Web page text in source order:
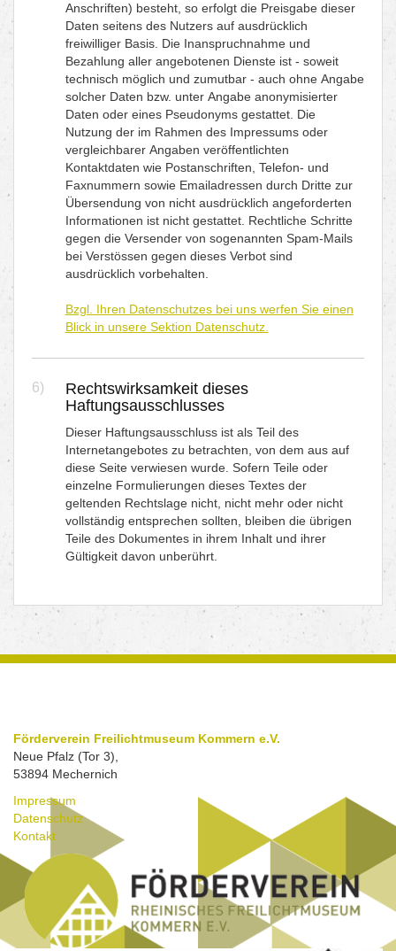
Anschriften) besteht, so erfolgt die Preisgabe dieser
Daten seitens des Nutzers auf ausdrücklich
freiwilliger Basis. Die Inanspruchnahme und
Bezahlung aller angebotenen Dienste ist - soweit
technisch möglich und zumutbar - auch ohne Angabe
solcher Daten bzw. unter Angabe anonymisierter
Daten oder eines Pseudonyms gestattet. Die
Nutzung der im Rahmen des Impressums oder
vergleichbarer Angaben veröffentlichten
Kontaktdaten wie Postanschriften, Telefon- und
Faxnummern sowie Emailadressen durch Dritte zur
Übersendung von nicht ausdrücklich angeforderten
Informationen ist nicht gestattet. Rechtliche Schritte
gegen die Versender von sogenannten Spam-Mails
bei Verstössen gegen dieses Verbot sind
ausdrücklich vorbehalten.
Bzgl. Ihren Datenschutzes bei uns werfen Sie einen
Blick in unsere Sektion Datenschutz.
6)
Rechtswirksamkeit dieses
Haftungsausschlusses
Dieser Haftungsausschluss ist als Teil des
Internetangebotes zu betrachten, von dem aus auf
diese Seite verwiesen wurde. Sofern Teile oder
einzelne Formulierungen dieses Textes der
geltenden Rechtslage nicht, nicht mehr oder nicht
vollständig entsprechen sollten, bleiben die übrigen
Teile des Dokumentes in ihrem Inhalt und ihrer
Gültigkeit davon unberührt.
Förderverein Freilichtmuseum Kommern e.V.
Neue Pfalz (Tor 3),
53894 Mechernich
Impressum
Datenschutz
Kontakt